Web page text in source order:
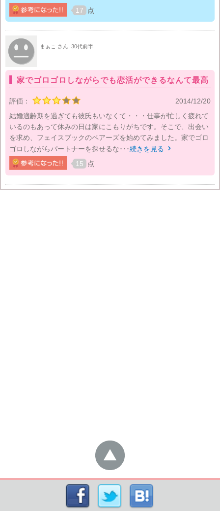
17 点
まぁこ さん 30代前半
家でゴロゴロしながらでも恋活ができるなんて最高
評価：
2014/12/20
結婚適齢期を過ぎても彼氏もいなくて・・・仕事が忙しく疲れて
いるのもあって休みの日は家にこもりがちです。そこで、出会い
を求め、フェイスブックのペアーズを始めてみました。家でゴロ
ゴロしながらパートナーを探せるな･･･続きを見る 
15 点